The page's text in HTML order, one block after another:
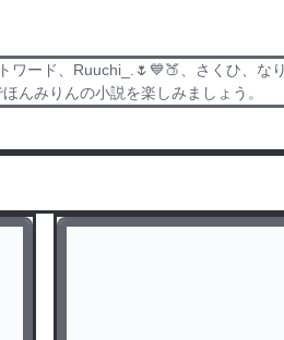
ード、Ruuchi_.🌷️💙🍑、さくひ、な
んみりんの小説を楽しみましょう。